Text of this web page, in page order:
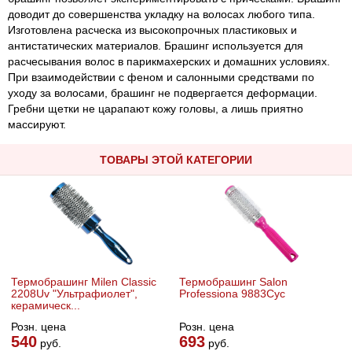
доводит до совершенства укладку на волосах любого типа.
Изготовлена расческа из высокопрочных пластиковых и
антистатических материалов. Брашинг используется для
расчесывания волос в парикмахерских и домашних условиях.
При взаимодействии с феном и салонными средствами по
уходу за волосами, брашинг не подвергается деформации.
Гребни щетки не царапают кожу головы, а лишь приятно
массируют.
ТОВАРЫ ЭТОЙ КАТЕГОРИИ
Термобрашинг Milen Classic
2208Uv "Ультрафиолет",
керамическ...
Розн. цена
540руб.
Термобрашинг Salon
Professiona 9883Cyc
Розн. цена
693 руб.